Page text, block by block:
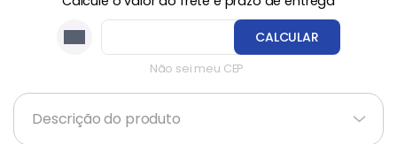
Não sei meu CEP
CALCULAR
Descrição do produto +